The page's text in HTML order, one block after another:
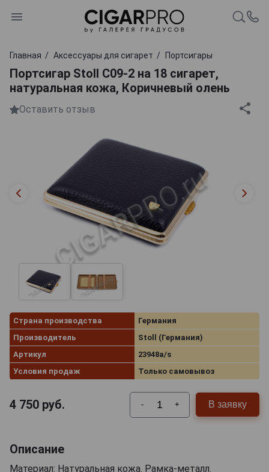
Главная Аксессуары для сигарет Портсигары
Портсигар Stoll C09-2 на 18 сигарет,
натуральная кожа, Коричневый олень
Оставить отзыв
Страна производства
Германия
Производитель
Stoll (Германия)
Артикул
23948a/s
Условия продаж
Только самовывоз
4 750 руб. - + В заявку
Описание
Материал: Натуральная кожа. Рамка-металл.